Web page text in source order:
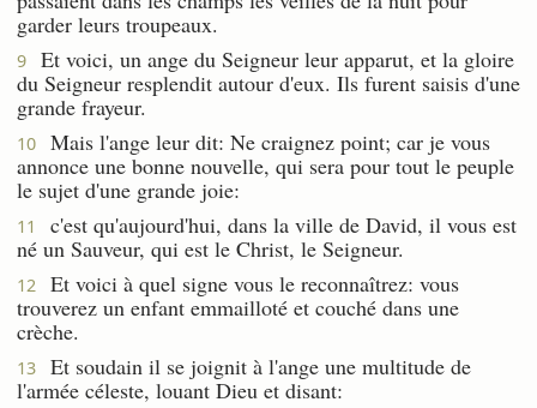
garder leurs troupeaux.
9
Et voici, un ange du Seigneur leur apparut, et la gloire
du Seigneur resplendit autour d'eux. Ils furent saisis d'une
grande frayeur.
10
Mais l'ange leur dit: Ne craignez point; car je vous
annonce une bonne nouvelle, qui sera pour tout le peuple
le sujet d'une grande joie:
11
c'est qu'aujourd'hui, dans la ville de David, il vous est
né un Sauveur, qui est le Christ, le Seigneur.
12
Et voici à quel signe vous le reconnaîtrez: vous
trouverez un enfant emmailloté et couché dans une
crèche.
13
Et soudain il se joignit à l'ange une multitude de
l'armée céleste, louant Dieu et disant: